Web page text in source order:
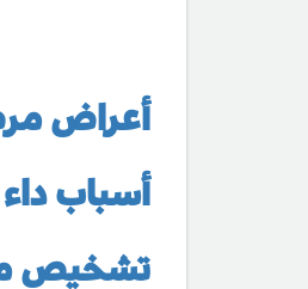
أعراض
أسباب
تشخيص